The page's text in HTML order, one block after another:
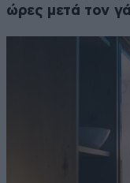
ώρες μετά τον